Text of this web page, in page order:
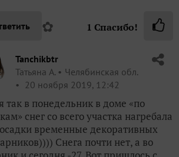
✿ 1 Спасибо!
Tanchikbtr
Татьяна А.
Челябинская обл.
20 ноября 2019, 12:42
так в понедельник в доме «по
снег со всего участка нагребала
временные декоративных
Снега почти нет, а во